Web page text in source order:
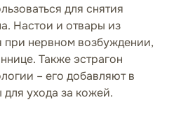
для снятия
Настои и отвары из
при нервном возбуждении,
Также эстрагон
– его добавляют в
ухода за кожей.